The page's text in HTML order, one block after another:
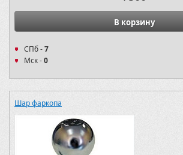
В корзину
СПб -7
Мск -0
Шар фаркопа